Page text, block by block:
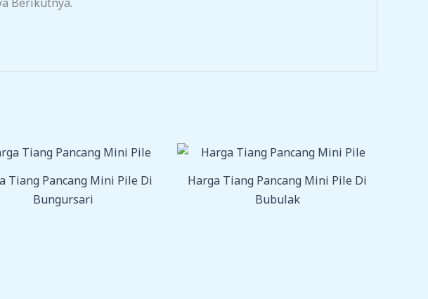
Tiang Pancang Mini Pile Di
Bungursari
Harga Tiang Pancang Mini Pile Di
Bubulak